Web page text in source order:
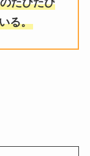
たびたび
る。